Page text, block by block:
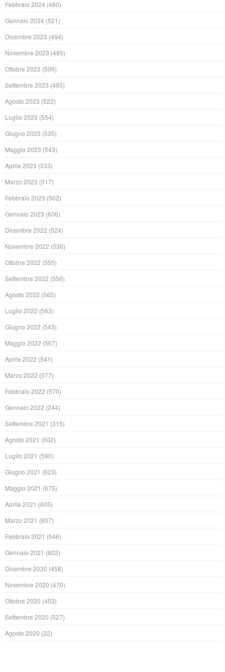
Febbraio 2024 (460)
Gennaio 2024 (521)
Dicembre 2023 (494)
Novembre 2023 (485)
Ottobre 2023 (506)
Settembre 2023 (493)
Agosto 2023 (522)
Luglio 2023 (554)
Giugno 2023 (535)
Maggio 2023 (543)
Aprile 2023 (533)
Marzo 2023 (517)
Febbraio 2023 (502)
Gennaio 2023 (606)
Dicembre 2022 (524)
Novembre 2022 (536)
Ottobre 2022 (555)
Settembre 2022 (556)
Agosto 2022 (565)
Luglio 2022 (563)
Giugno 2022 (543)
Maggio 2022 (567)
Aprile 2022 (541)
Marzo 2022 (577)
Febbraio 2022 (570)
Gennaio 2022 (244)
Settembre 2021 (315)
Agosto 2021 (602)
Luglio 2021 (590)
Giugno 2021 (623)
Maggio 2021 (675)
Aprile 2021 (605)
Marzo 2021 (607)
Febbraio 2021 (546)
Gennaio 2021 (602)
Dicembre 2020 (458)
Novembre 2020 (470)
Ottobre 2020 (453)
Settembre 2020 (527)
Agosto 2020 (22)